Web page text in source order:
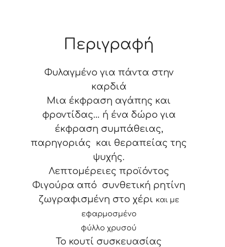
Περιγραφή
Φυλαγμένο για πάντα στην
καρδιά
Μια έκφραση αγάπης και
φροντίδας… ή ένα δώρο για
έκφραση συμπάθειας,
παρηγοριάς και θεραπείας της
ψυχής.
Λεπτομέρειες προϊόντος
Φιγούρα από συνθετική ρητίνη
ζωγραφισμένη στο χέρι και με
εφαρμοσμένο
φύλλο χρυσού
Το κουτί συσκευασίας